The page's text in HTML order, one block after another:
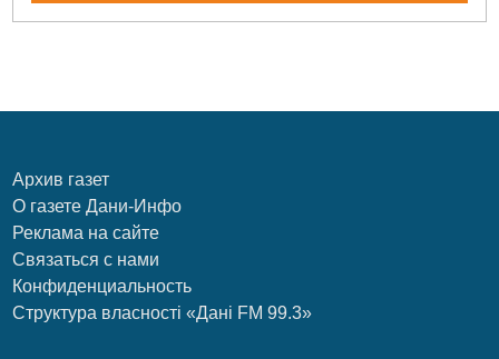
Архив газет
О газете Дани-Инфо
Реклама на сайте
Связаться с нами
Конфиденциальность
Структура власності «Дані FM 99.3»